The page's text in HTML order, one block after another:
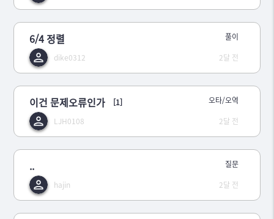
6/4 정렬
dike0312
풀이
2달 전
이건 문제오류인가
[1]
LJH0108
오타/오역
2달 전
..
hajin
질문
2달 전